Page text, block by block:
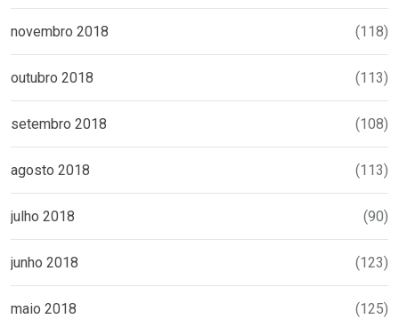
novembro 2018 (118)
outubro 2018 (113)
setembro 2018 (108)
agosto 2018 (113)
julho 2018 (90)
junho 2018 (123)
maio 2018 (125)